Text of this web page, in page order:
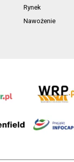
Rynek
Nawożenie